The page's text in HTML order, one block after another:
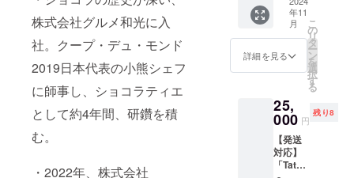
株式会社グルメ和光に入
社。クープ・デュ・モンド
2019日本代表の小熊シェフ
に師事し、ショコラティエ
として約4年間、研鑽を積
む。
・2022年、株式会社
用をご
希望の
場合
考欄に
その旨
記入く
ださ
い。 後
日メー
ルにて
ロゴ
せて頂
きま
す。 ・
賞味期
限：ご
お日持
ちする
商品を
お届け
いたし
ます。
ジャー
ピー
ル、
ピー
ラ、ボ
ンボン
ショコ
ラ、
パール
ショコ
容）
①〝Sa
ke
japonai
s
Kazeno
日本酒
「風の
森」
ショコ
ラ4個入
②〝La
年11
月
詳細を見る
こ
の
リ
タ
ー
ン
を
選
択
す
る
25,
000 円
残り8
【発送
対応】
「Tatsu